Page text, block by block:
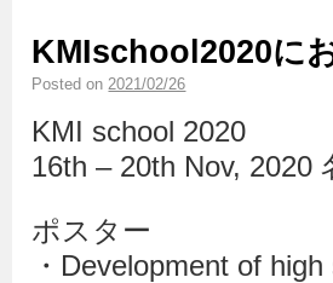
KMIschool2020に
Posted on 2021/02/26
KMI school 2020
16th – 20th Nov, 2020
ポスター
・Development of